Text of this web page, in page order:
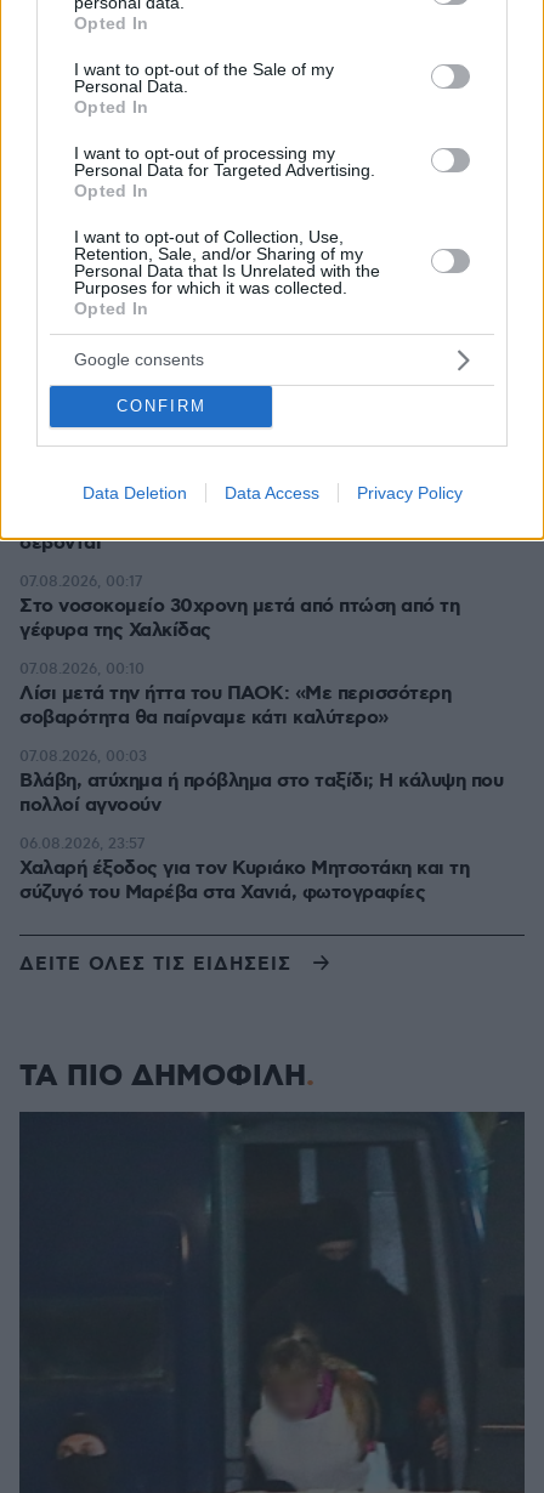
grant or deny consent to Google and its third-party tags to
use your data for below specified purposes in below Google
consent section.
Opted In
I want to opt-out of the Sale of my
Personal Data.
Opted In
I want to opt-out of processing my
Personal Data for Targeted Advertising.
Opted In
I want to opt-out of Collection, Use,
Retention, Sale, and/or Sharing of my
Personal Data that Is Unrelated with the
Purposes for which it was collected.
Opted In
Google consents
CONFIRM
Data Deletion Data Access Privacy Policy
Τουλάχιστον 11 τραυματίες σε επιθέσεις των Χούθι στη
νότια Σαουδική Αραβία
πριν 7 λεπτά
Γκολ ο Παυλίδης στη εξάρα της Μπενφίκα στη Χαρτς και
μια ανάσα από τα play-offs του Europa League, δείτε τα
πριν 32 λεπτά
Νεκρός σε πισίνα 24χρονος που κατηγορήθηκε ότι
εξαπάτησε πρώην αστέρες του NFL
Συναγερμός στη Σαουδική Αραβία μετά από
πληροφορίες για επικείμενες επιθέσεις από ιρακινές
οργανώσεις και Χούθι
07.08.2026, 01:21
Ο Ρόμπι Γουίλιαμς έφυγε, αλλά το γιγαντιαίο ρομπότ
07.08.2026, 00:57
σέβονται
07.08.2026, 00:30
Στο νοσοκομείο 30χρονη μετά από πτώση από τη
γέφυρα της Χαλκίδας
07.08.2026, 00:17
Λίσι μετά την ήττα του ΠΑΟΚ: «Με περισσότερη
σοβαρότητα θα παίρναμε κάτι καλύτερο»
07.08.2026, 00:10
Βλάβη, ατύχημα ή πρόβλημα στο ταξίδι; Η κάλυψη που
πολλοί αγνοούν
07.08.2026, 00:03
Χαλαρή έξοδος για τον Κυριάκο Μητσοτάκη και τη
σύζυγό του Μαρέβα στα Χανιά, φωτογραφίες
06.08.2026, 23:57
ΔΕΙΤΕ ΟΛΕΣ ΤΙΣ ΕΙΔΗΣΕΙΣ
ΤΑ ΠΙΟ ΔΗΜΟΦΙΛΗ